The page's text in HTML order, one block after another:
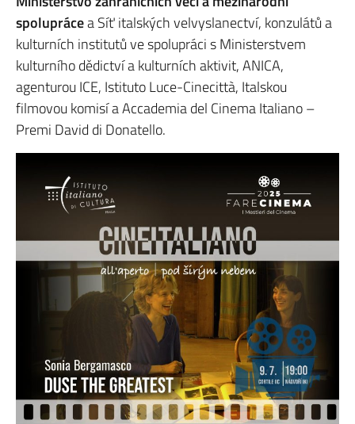
spoluprácea Síť italských velvyslanectví, konzulátů a
kulturních institutů ve spolupráci s Ministerstvem
kulturního dědictví a kulturních aktivit, ANICA,
agenturou ICE, Istituto Luce-Cinecittà, Italskou
filmovou komisí a Accademia del Cinema Italiano –
Premi David di Donatello.